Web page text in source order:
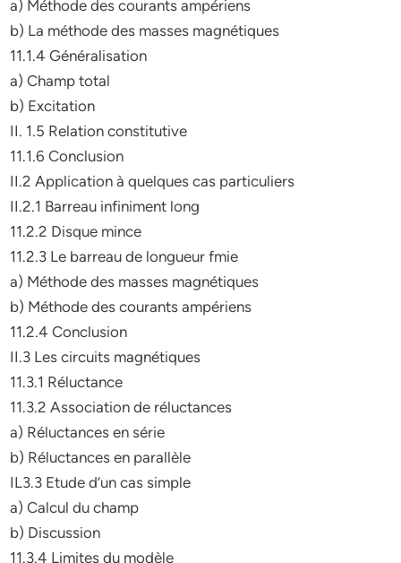
a) Méthode des courants ampériens
b) La méthode des masses magnétiques
11.1.4 Généralisation
a) Champ total
b) Excitation
II. 1.5 Relation constitutive
11.1.6 Conclusion
II.2 Application à quelques cas particuliers
II.2.1 Barreau infiniment long
11.2.2 Disque mince
11.2.3 Le barreau de longueur fmie
a) Méthode des masses magnétiques
b) Méthode des courants ampériens
11.2.4 Conclusion
II.3 Les circuits magnétiques
11.3.1 Réluctance
11.3.2 Association de réluctances
a) Réluctances en série
b) Réluctances en parallèle
IL3.3 Etude d’un cas simple
a) Calcul du champ
b) Discussion
11.3.4 Limites du modèle